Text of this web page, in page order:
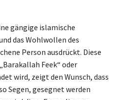
gängige islamische
das Wohlwollen des
Person ausdrückt. Diese
Feek“ oder
wird, zeigt den Wunsch, dass
Segen, gesegnet werden